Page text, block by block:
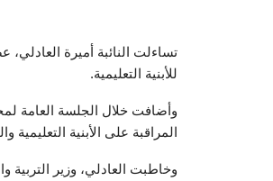
تساءلت النائبة أميرة
للأبنية التعليمية.
وأضافت خلال الجلسة العامة
المراقبة على الأبنية
وخاطبت العادلي، وزير التربية